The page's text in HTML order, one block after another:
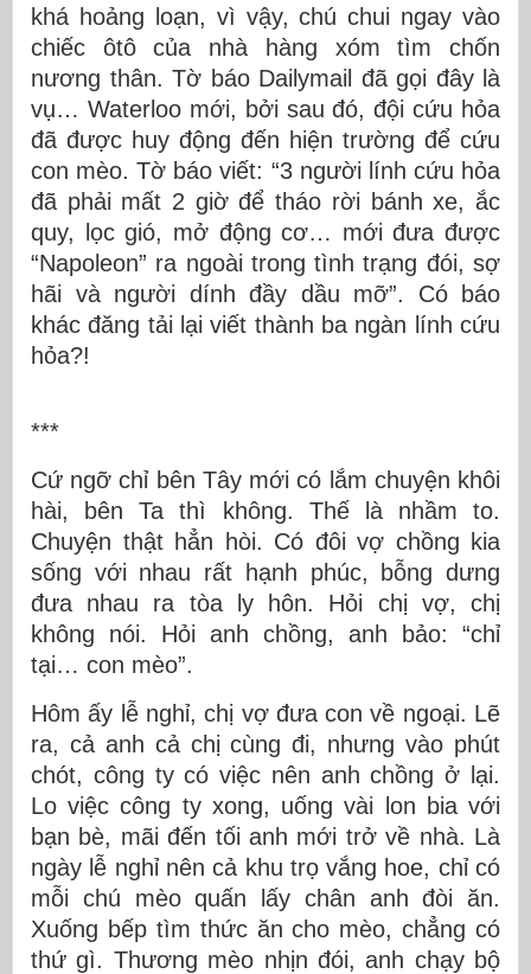
khá hoảng loạn, vì vậy, chú chui ngay vào
chiếc ôtô của nhà hàng xóm tìm chốn
nương thân. Tờ báo Dailymail đã gọi đây là
vụ… Waterloo mới, bởi sau đó, đội cứu hỏa
đã được huy động đến hiện trường để cứu
con mèo. Tờ báo viết: “3 người lính cứu hỏa
đã phải mất 2 giờ để tháo rời bánh xe, ắc
quy, lọc gió, mở động cơ… mới đưa được
“Napoleon” ra ngoài trong tình trạng đói, sợ
hãi và người dính đầy dầu mỡ”. Có báo
khác đăng tải lại viết thành ba ngàn lính cứu
hỏa?!
***
Cứ ngỡ chỉ bên Tây mới có lắm chuyện khôi
hài, bên Ta thì không. Thế là nhầm to.
Chuyện thật hẳn hòi. Có đôi vợ chồng kia
sống với nhau rất hạnh phúc, bỗng dưng
đưa nhau ra tòa ly hôn. Hỏi chị vợ, chị
không nói. Hỏi anh chồng, anh bảo: “chỉ
tại… con mèo”.
Hôm ấy lễ nghỉ, chị vợ đưa con về ngoại. Lẽ
ra, cả anh cả chị cùng đi, nhưng vào phút
chót, công ty có việc nên anh chồng ở lại.
Lo việc công ty xong, uống vài lon bia với
bạn bè, mãi đến tối anh mới trở về nhà. Là
ngày lễ nghỉ nên cả khu trọ vắng hoe, chỉ có
mỗi chú mèo quấn lấy chân anh đòi ăn.
Xuống bếp tìm thức ăn cho mèo, chẳng có
thứ gì. Thương mèo nhịn đói, anh chạy bộ